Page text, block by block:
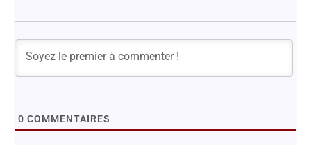
0 COMMENTAIRES